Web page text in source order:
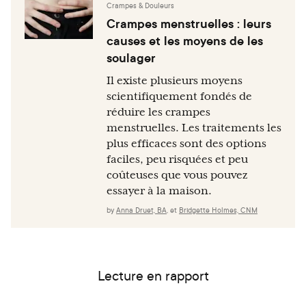
Crampes & Douleurs
Crampes menstruelles : leurs
causes et les moyens de les
soulager
Il existe plusieurs moyens
scientifiquement fondés de
réduire les crampes
menstruelles. Les traitements les
plus efficaces sont des options
faciles, peu risquées et peu
coûteuses que vous pouvez
essayer à la maison.
by Anna Druet, BA, et Bridgette Holmes, CNM
Lecture en rapport